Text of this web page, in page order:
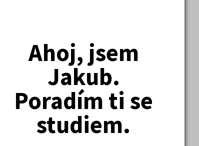
Ahoj, jsem
Jakub.
Poradím ti se
studiem.